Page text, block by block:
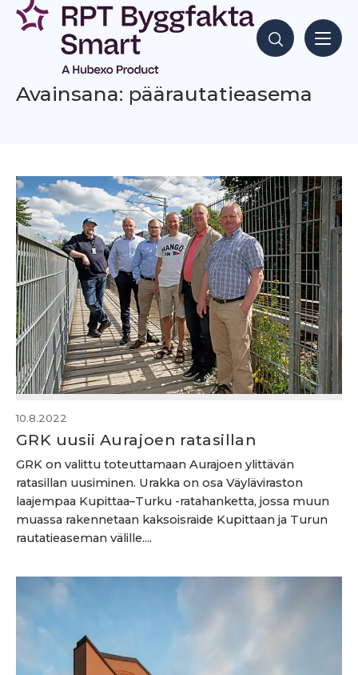
Siirry
sisältöön
Hae sisältöjä
Avainsana: päärautatieasema
10.8.2022
GRK uusii Aurajoen ratasillan
GRK on valittu toteuttamaan Aurajoen ylittävän
ratasillan uusiminen. Urakka on osa Väyläviraston
laajempaa Kupittaa–Turku -ratahanketta, jossa muun
muassa rakennetaan kaksoisraide Kupittaan ja Turun
rautatieaseman välille....